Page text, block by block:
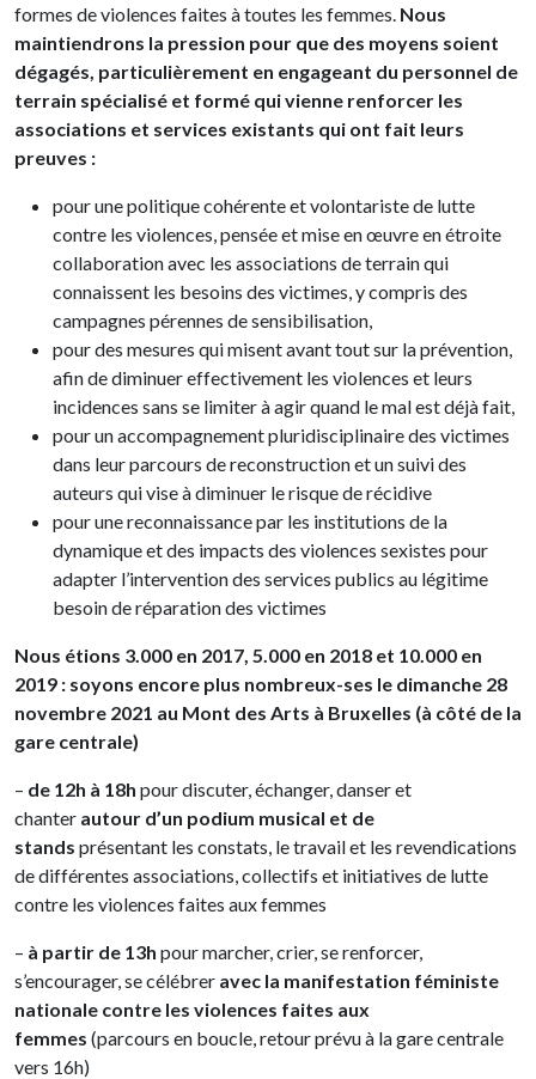
formes de violences faites à toutes les femmes. Nous
maintiendrons la pression pour que des moyens soient
dégagés, particulièrement en engageant du personnel de
terrain spécialisé et formé qui vienne renforcer les
associations et services existants qui ont fait leurs
preuves :
pour une politique cohérente et volontariste de lutte
contre les violences, pensée et mise en œuvre en étroite
collaboration avec les associations de terrain qui
connaissent les besoins des victimes, y compris des
campagnes pérennes de sensibilisation,
pour des mesures qui misent avant tout sur la prévention,
afin de diminuer effectivement les violences et leurs
incidences sans se limiter à agir quand le mal est déjà fait,
pour un accompagnement pluridisciplinaire des victimes
dans leur parcours de reconstruction et un suivi des
auteurs qui vise à diminuer le risque de récidive
pour une reconnaissance par les institutions de la
dynamique et des impacts des violences sexistes pour
adapter l’intervention des services publics au légitime
besoin de réparation des victimes
Nous étions 3.000 en 2017, 5.000 en 2018 et 10.000 en
2019 : soyons encore plus nombreux-ses le dimanche 28
novembre 2021 au Mont des Arts à Bruxelles (à côté de la
gare centrale)
– de 12h à 18h pour discuter, échanger, danser et
chanter autour d’un podium musical et de
stands présentant les constats, le travail et les revendications
de différentes associations, collectifs et initiatives de lutte
contre les violences faites aux femmes
– à partir de 13h pour marcher, crier, se renforcer,
s’encourager, se célébrer avec la manifestation féministe
nationale contre les violences faites aux
femmes (parcours en boucle, retour prévu à la gare centrale
vers 16h)